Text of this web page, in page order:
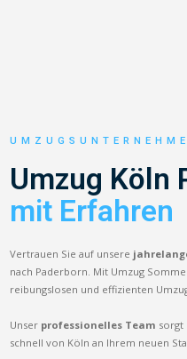
Umzug Köln
mit Erfahren
Vertrauen Sie auf unsere
nach Paderborn. Mit Umzug
reibungslosen und effizienten
Unser professionelles Team sorgt
schnell von Köln an Ihrem neuen